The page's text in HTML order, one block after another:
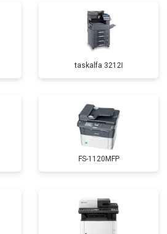
taskalfa 3212I
FS-1120MFP